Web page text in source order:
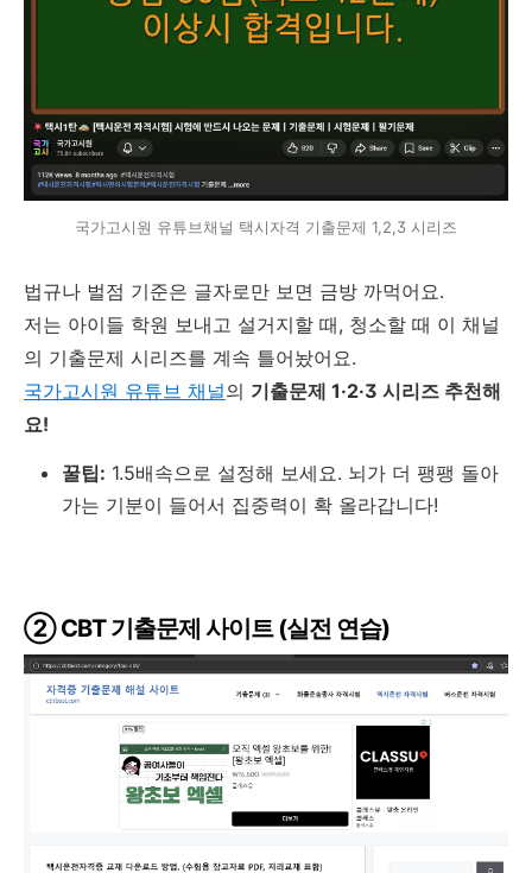
국가고시원 유튜브채널 택시자격 기출문제 1,2,3 시리즈
법규나 벌점 기준은 글자로만 보면 금방 까먹어요.
저는 아이들 학원 보내고 설거지할 때, 청소할 때 이 채널
의 기출문제 시리즈를 계속 틀어놨어요.
국가고시원 유튜브 채널의 기출문제 1·2·3 시리즈 추천해
요!
꿀팁: 1.5배속으로 설정해 보세요. 뇌가 더 팽팽 돌아
가는 기분이 들어서 집중력이 확 올라갑니다!
② CBT 기출문제 사이트 (실전 연습)